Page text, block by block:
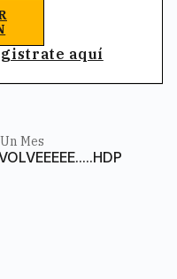
aquí
Mes